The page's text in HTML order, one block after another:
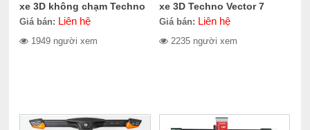
xe 3D không chạm Techno
Vector 8
Giá bán: Liên hệ
1949 người xem
xe 3D Techno Vector 7
Giá bán: Liên hệ
2235 người xem